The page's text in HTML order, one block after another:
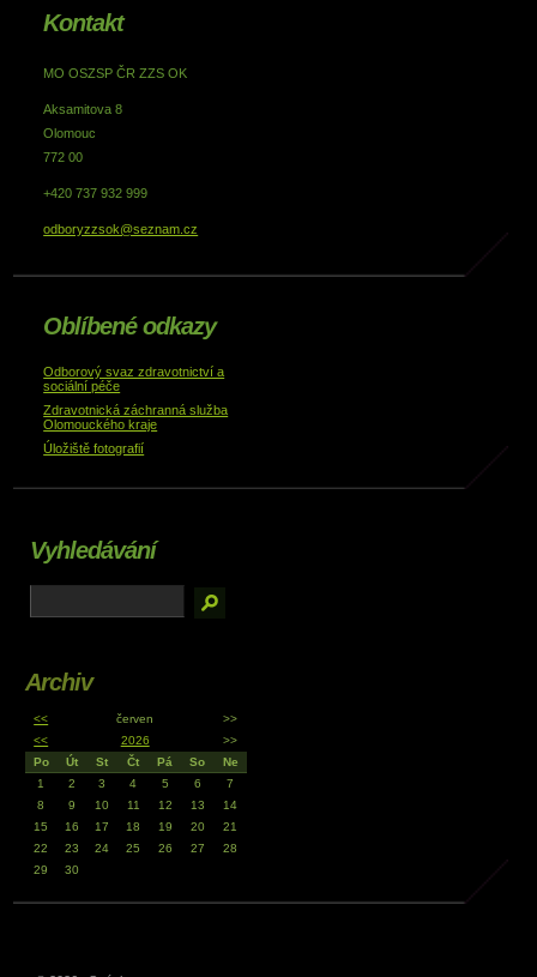
Kontakt
MO OSZSP ČR ZZS OK
Aksamitova 8
Olomouc
772 00
+420 737 932 999
odboryzzsok@seznam.cz
Oblíbené odkazy
Odborový svaz zdravotnictví a
sociální péče
Zdravotnická záchranná služba
Olomouckého kraje
Úložiště fotografií
Vyhledávání
Archiv
<< červen
>>
<<
2026
>>
Po
Út St Čt Pá So
Ne
1
2 3 4 5 6
7
8
9 10 11 12 13
14
15
16 17 18 19 20
21
22
23 24 25 26 27
28
29
30